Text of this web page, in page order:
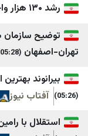
BelleBeirut
MTV
نداء الوطن
صحيفة
مستقبل
(05:28)
آفتاب نیوز
بهترین است، از
نیوز
با رامین رضاییان